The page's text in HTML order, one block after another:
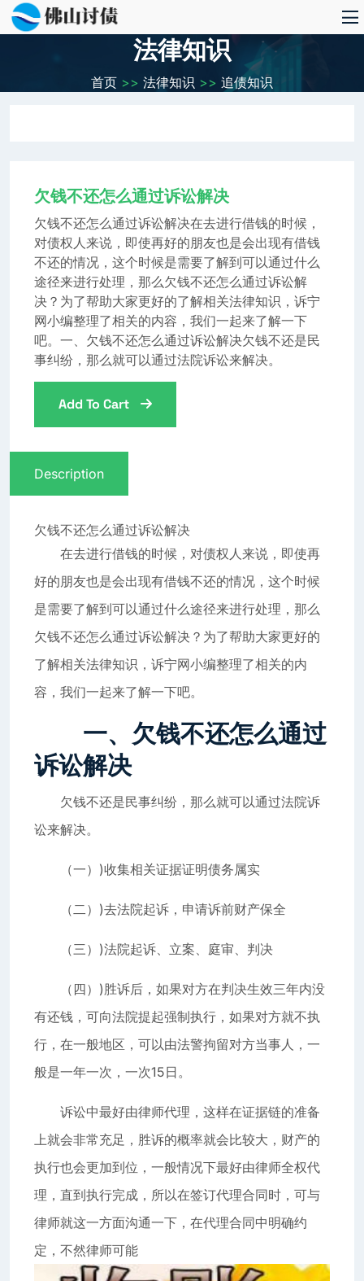
法律知识
首页 >> 法律知识 >> 追债知识
欠钱不还怎么通过诉讼解决
欠钱不还怎么通过诉讼解决在去进行借钱的时候，
对债权人来说，即使再好的朋友也是会出现有借钱
不还的情况，这个时候是需要了解到可以通过什么
途径来进行处理，那么欠钱不还怎么通过诉讼解
决？为了帮助大家更好的了解相关法律知识，诉宁
网小编整理了相关的内容，我们一起来了解一下
吧。一、欠钱不还怎么通过诉讼解决欠钱不还是民
事纠纷，那么就可以通过法院诉讼来解决。
Add To Cart
Description
欠钱不还怎么通过诉讼解决
在去进行借钱的时候，对债权人来说，即使再
好的朋友也是会出现有借钱不还的情况，这个时候
是需要了解到可以通过什么途径来进行处理，那么
欠钱不还怎么通过诉讼解决？为了帮助大家更好的
了解相关法律知识，诉宁网小编整理了相关的内
容，我们一起来了解一下吧。
一、欠钱不还怎么通过
诉讼解决
欠钱不还是民事纠纷，那么就可以通过法院诉
讼来解决。
（一）)收集相关证据证明债务属实
（二）)去法院起诉，申请诉前财产保全
（三）)法院起诉、立案、庭审、判决
（四）)胜诉后，如果对方在判决生效三年内没
有还钱，可向法院提起强制执行，如果对方就不执
行，在一般地区，可以由法警拘留对方当事人，一
般是一年一次，一次15日。
诉讼中最好由律师代理，这样在证据链的准备
上就会非常充足，胜诉的概率就会比较大，财产的
执行也会更加到位，一般情况下最好由律师全权代
理，直到执行完成，所以在签订代理合同时，可与
律师就这一方面沟通一下，在代理合同中明确约
定，不然律师可能